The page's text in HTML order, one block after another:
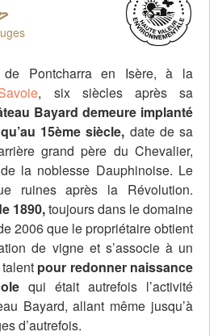
Pontcharra en Isère, à la
, six siècles après sa
Bayard demeure implanté
15ème siècle, date de sa
grand père du Chevalier,
la noblesse Dauphinoise. Le
ruines après la Révolution.
1890,toujours dans le domaine
2006 que le propriétaire obtient
de vigne et s’associe à un
pour redonner naissance
qui était autrefois l’activité
Bayard, allant même jusqu’à
d’autrefois.